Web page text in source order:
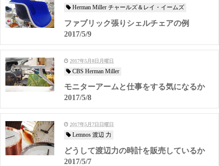
Herman Miller チャールズ＆レイ・イームズ
ファブリック張りシェルチェアの例
2017/5/9
2017年5月8日月曜日
CBS Herman Miller
モニターアームと仕事をする気になるか
2017/5/8
2017年5月7日日曜日
Lemnos 渡辺 力
どうして渡辺力の時計を販売しているか
2017/5/7